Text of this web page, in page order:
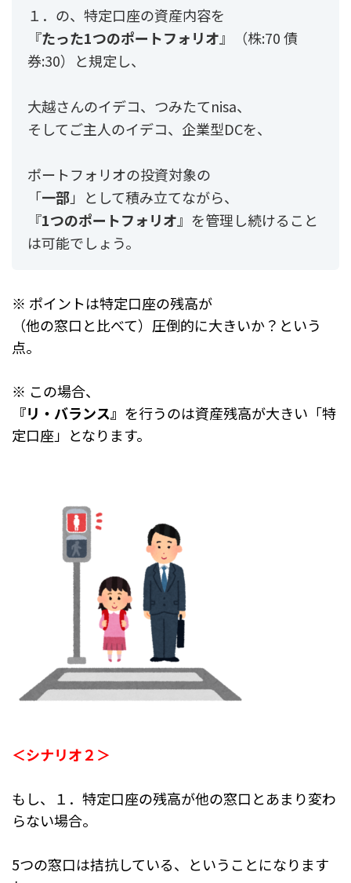
１．の、特定口座の資産内容を
『たった1つのポートフォリオ』（株:70 債
券:30）と規定し、
大越さんのイデコ、つみたてnisa、
そしてご主人のイデコ、企業型DCを、
ポートフォリオの投資対象の
「一部」として積み立てながら、
『1つのポートフォリオ』を管理し続けること
は可能でしょう。
※ ポイントは特定口座の残高が
（他の窓口と比べて）圧倒的に大きいか？という
点。
※ この場合、
『リ・バランス』 を行うのは資産残高が大きい「特
定口座」となります。
＜シナリオ２＞
もし、１．特定口座の残高が他の窓口とあまり変わ
らない場合。
5つの窓口は拮抗している、ということになります